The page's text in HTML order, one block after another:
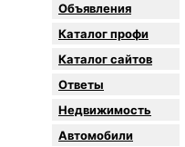
Объявления
Каталог профи
Каталог сайтов
Oтветы
Недвижимость
Автомобили